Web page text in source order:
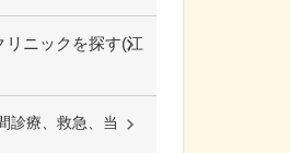
ニックを探す(江
診療、救急、当